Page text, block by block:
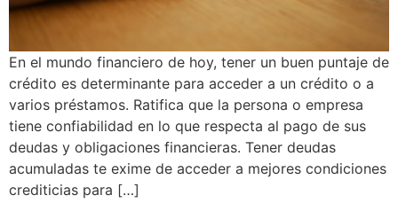
En el mundo financiero de hoy, tener un buen puntaje de
crédito es determinante para acceder a un crédito o a
varios préstamos. Ratifica que la persona o empresa
tiene confiabilidad en lo que respecta al pago de sus
deudas y obligaciones financieras. Tener deudas
acumuladas te exime de acceder a mejores condiciones
crediticias para […]